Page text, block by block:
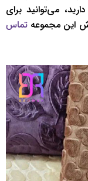
می‌توانید برای
این مجموعه تماس